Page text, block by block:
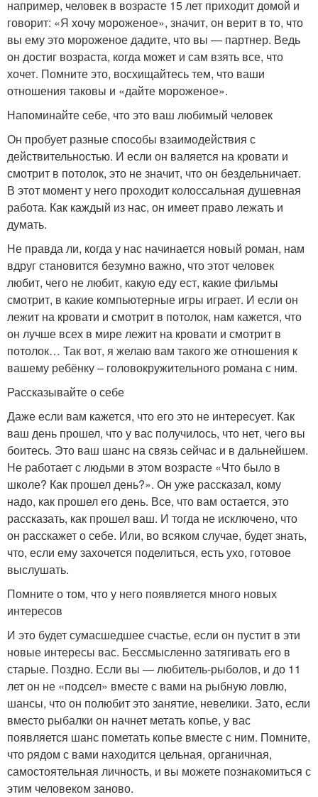
например, человек в возрасте 15 лет приходит домой и
говорит: «Я хочу мороженое», значит, он верит в то, что
вы ему это мороженое дадите, что вы — партнер. Ведь
он достиг возраста, когда может и сам взять все, что
хочет. Помните это, восхищайтесь тем, что ваши
отношения таковы и «дайте мороженое».
Напоминайте себе, что это ваш любимый человек
Он пробует разные способы взаимодействия с
действительностью. И если он валяется на кровати и
смотрит в потолок, это не значит, что он бездельничает.
В этот момент у него проходит колоссальная душевная
работа. Как каждый из нас, он имеет право лежать и
думать.
Не правда ли, когда у нас начинается новый роман, нам
вдруг становится безумно важно, что этот человек
любит, чего не любит, какую еду ест, какие фильмы
смотрит, в какие компьютерные игры играет. И если он
лежит на кровати и смотрит в потолок, нам кажется, что
он лучше всех в мире лежит на кровати и смотрит в
потолок… Так вот, я желаю вам такого же отношения к
вашему ребёнку – головокружительного романа с ним.
Рассказывайте о себе
Даже если вам кажется, что его это не интересует. Как
ваш день прошел, что у вас получилось, что нет, чего вы
боитесь. Это ваш шанс на связь сейчас и в дальнейшем.
Не работает с людьми в этом возрасте «Что было в
школе? Как прошел день?». Он уже рассказал, кому
надо, как прошел его день. Все, что вам остается, это
рассказать, как прошел ваш. И тогда не исключено, что
он расскажет о себе. Или, во всяком случае, будет знать,
что, если ему захочется поделиться, есть ухо, готовое
выслушать.
Помните о том, что у него появляется много новых
интересов
И это будет сумасшедшее счастье, если он пустит в эти
новые интересы вас. Бессмысленно затягивать его в
старые. Поздно. Если вы — любитель-рыболов, и до 11
лет он не «подсел» вместе с вами на рыбную ловлю,
шансы, что он полюбит это занятие, невелики. Зато, если
вместо рыбалки он начнет метать копье, у вас
появляется шанс пометать копье вместе с ним. Помните,
что рядом с вами находится цельная, органичная,
самостоятельная личность, и вы можете познакомиться с
этим человеком заново.